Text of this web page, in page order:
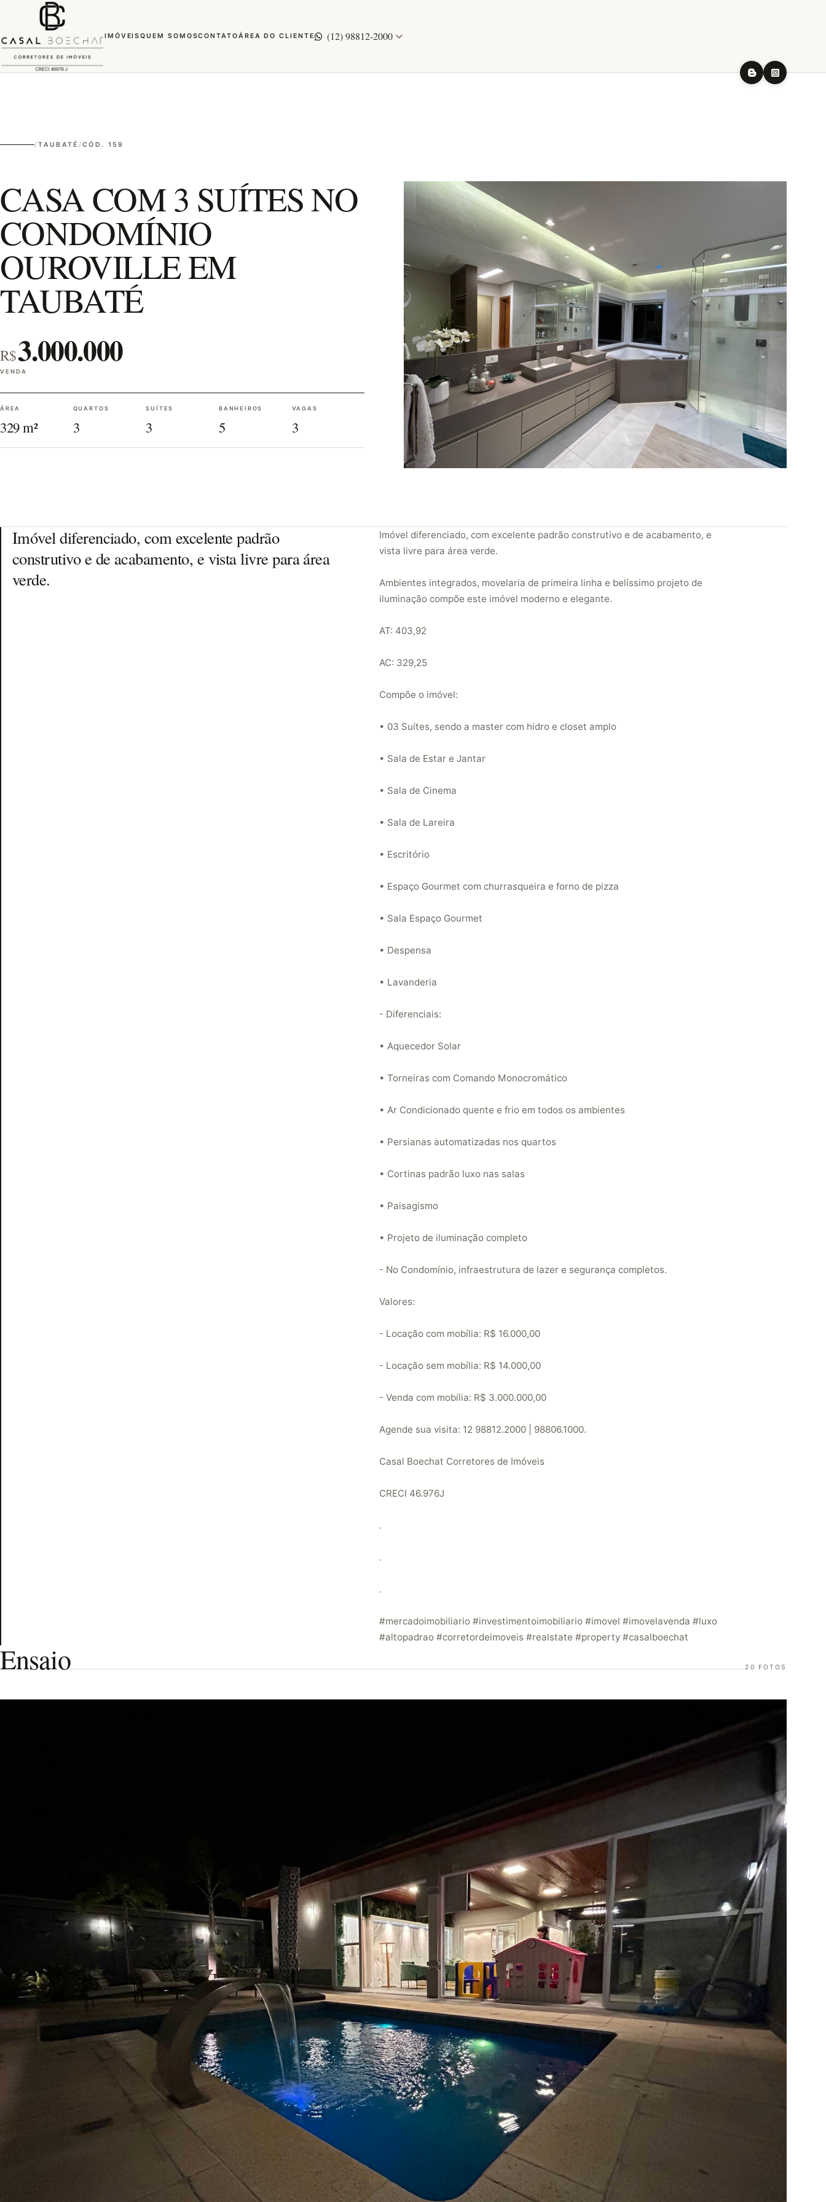
IMÓVEISQUEM SOMOSCONTATOÁREA DO CLIENTE (12) 98812-2000
/TAUBATÉ /CÓD. 159
CASA COM 3 SUÍTES NO
CONDOMÍNIO
OUROVILLE EM
TAUBATÉ
R$3.000.000
VENDA
ÁREA
329 m²
QUARTOS
3
SUÍTES
3
BANHEIROS
5
VAGAS
3
Imóvel diferenciado, com excelente padrão
construtivo e de acabamento, e vista livre para área
verde.
Imóvel diferenciado, com excelente padrão construtivo e de acabamento, e
vista livre para área verde.
Ambientes integrados, movelaria de primeira linha e belíssimo projeto de
iluminação compõe este imóvel moderno e elegante.
AT: 403,92
AC: 329,25
Compõe o imóvel:
• 03 Suítes, sendo a master com hidro e closet amplo
• Sala de Estar e Jantar
• Sala de Cinema
• Sala de Lareira
• Escritório
• Espaço Gourmet com churrasqueira e forno de pizza
• Sala Espaço Gourmet
• Despensa
• Lavanderia
- Diferenciais:
• Aquecedor Solar
• Torneiras com Comando Monocromático
• Ar Condicionado quente e frio em todos os ambientes
• Persianas automatizadas nos quartos
• Cortinas padrão luxo nas salas
• Paisagismo
• Projeto de iluminação completo
- No Condomínio, infraestrutura de lazer e segurança completos.
Valores:
- Locação com mobília: R$ 16.000,00
- Locação sem mobília: R$ 14.000,00
- Venda com mobília: R$ 3.000.000,00
Agende sua visita: 12 98812.2000 | 98806.1000.
Casal Boechat Corretores de Imóveis
CRECI 46.976J
.
.
.
#mercadoimobiliario #investimentoimobiliario #imovel #imovelavenda #luxo
#altopadrao #corretordeimoveis #realstate #property #casalboechat
Ensaio 20 FOTOS